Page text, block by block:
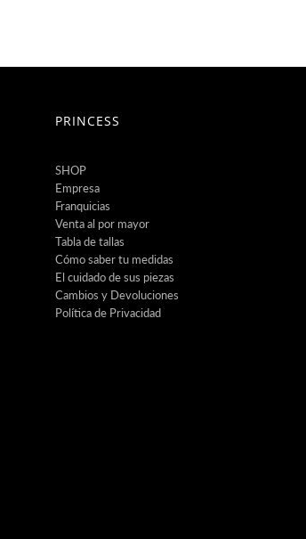
PRINCESS
SHOP
Empresa
Franquicias
Venta al por mayor
Tabla de tallas
Cómo saber tu medidas
El cuidado de sus piezas
Cambios y Devoluciones
Política de Privacidad